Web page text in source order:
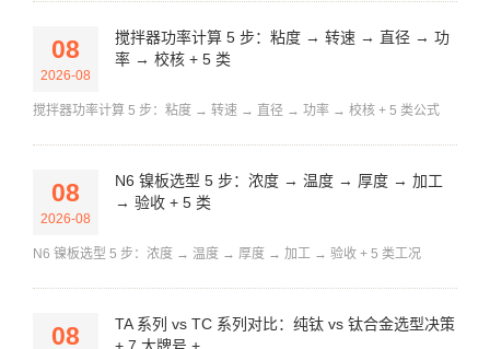
08
2026-08
搅拌器功率计算 5 步：粘度 → 转速 → 直径 → 功
率 → 校核 + 5 类
搅拌器功率计算 5 步：粘度 → 转速 → 直径 → 功率 → 校核 + 5 类公式
08
2026-08
N6 镍板选型 5 步：浓度 → 温度 → 厚度 → 加工
→ 验收 + 5 类
N6 镍板选型 5 步：浓度 → 温度 → 厚度 → 加工 → 验收 + 5 类工况
08
TA 系列 vs TC 系列对比：纯钛 vs 钛合金选型决策